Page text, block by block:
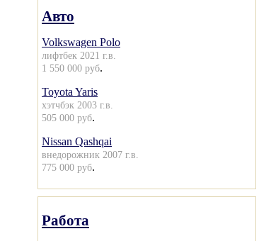
Авто
Volkswagen Polo
лифтбек 2021 г.в.
1 550 000 руб.
Toyota Yaris
хэтчбэк 2003 г.в.
505 000 руб.
Nissan Qashqai
внедорожник 2007 г.в.
775 000 руб.
Работа